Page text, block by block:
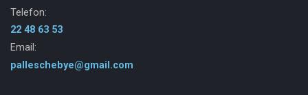
Telefon:
22 48 63 53
Email:
palleschebye@gmail.com